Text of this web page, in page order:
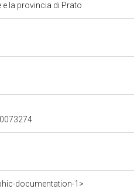
e la provincia di Prato
documentation-1>